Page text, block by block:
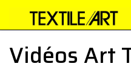
Vidéos Art